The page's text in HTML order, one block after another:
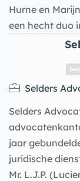
Hurne en
een hecht duo
Selders
Selders
jaar
juridische
Mr. L.J.P.